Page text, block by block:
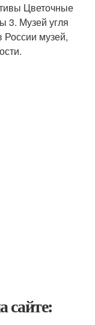
Цветочные
3. Музей угля
России музей,
сайте: